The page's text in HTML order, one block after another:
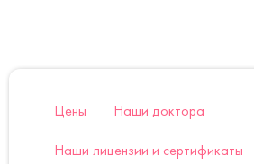
Цены Наши доктора
Наши лицензии и сертификаты